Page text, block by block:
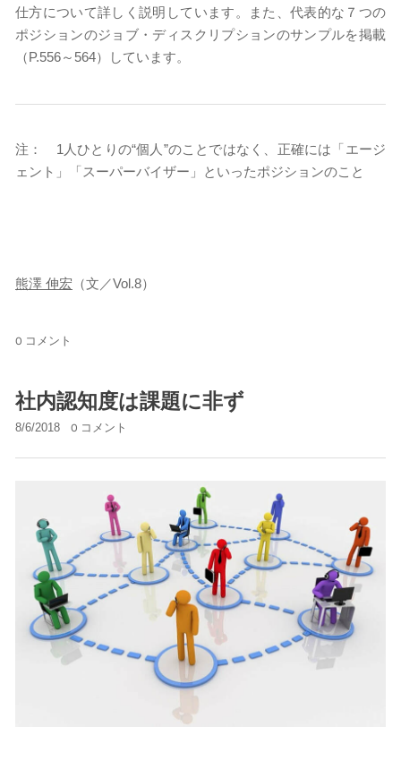
仕方について詳しく説明しています。また、代表的な７つの
ポジションのジョブ・ディスクリプションのサンプルを掲載
（P.556～564）しています。
注： 1人ひとりの“個人”のことではなく、正確には「エージ
ェント」「スーパーバイザー」といったポジションのこと
熊澤 伸宏 （文／Vol.8）
0 コメント
社内認知度は課題に非ず
8/6/2018 0 コメント